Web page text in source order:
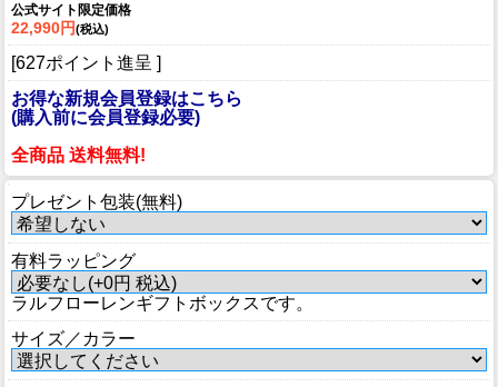
公式サイト限定価格
22,990円(税込)
[627ポイント進呈 ]
お得な新規会員登録はこちら
(購入前に会員登録必要)
全商品 送料無料!
プレゼント包装(無料)
有料ラッピング
ラルフローレンギフトボックスです。
サイズ／カラー